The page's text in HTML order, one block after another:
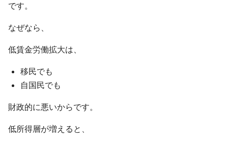
です。
なぜなら、
低賃金労働拡大は、
移民でも
自国民でも
財政的に悪いからです。
低所得層が増えると、